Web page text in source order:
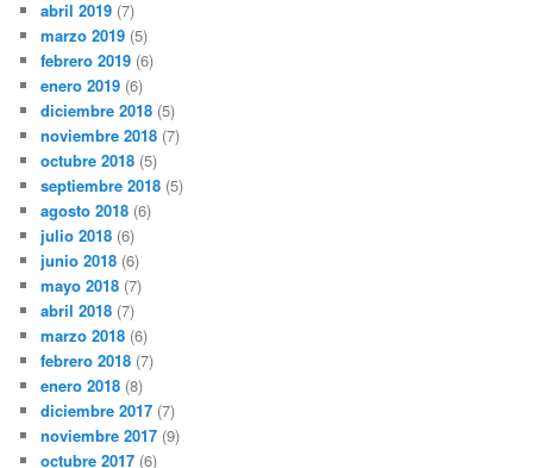
abril 2019 (7)
marzo 2019 (5)
febrero 2019 (6)
enero 2019 (6)
diciembre 2018 (5)
noviembre 2018 (7)
octubre 2018 (5)
septiembre 2018 (5)
agosto 2018 (6)
julio 2018 (6)
junio 2018 (6)
mayo 2018 (7)
abril 2018 (7)
marzo 2018 (6)
febrero 2018 (7)
enero 2018 (8)
diciembre 2017 (7)
noviembre 2017 (9)
octubre 2017 (6)